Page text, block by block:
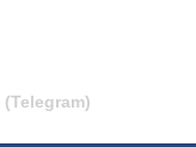
(Telegram)